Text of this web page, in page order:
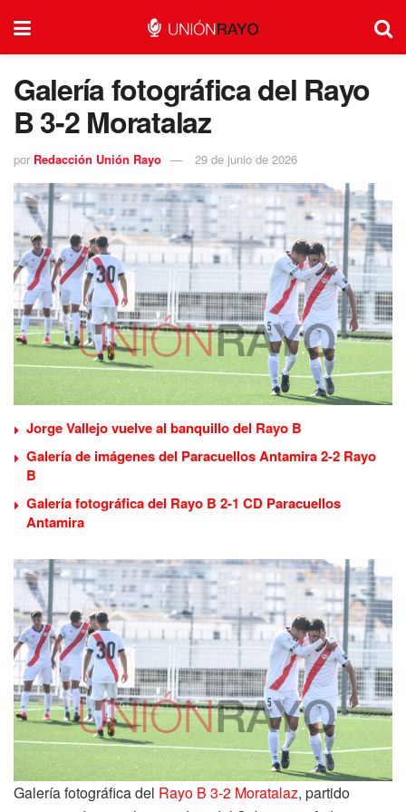
Galería fotográfica del Rayo
B 3-2 Moratalaz
por Redacción Unión Rayo 29 de junio de 2026
Jorge Vallejo vuelve al banquillo del Rayo B
Galería de imágenes del Paracuellos Antamira 2-2 Rayo
B
Galería fotográfica del Rayo B 2-1 CD Paracuellos
Antamira
Galería fotográfica del Rayo B 3-2 Moratalaz, partido